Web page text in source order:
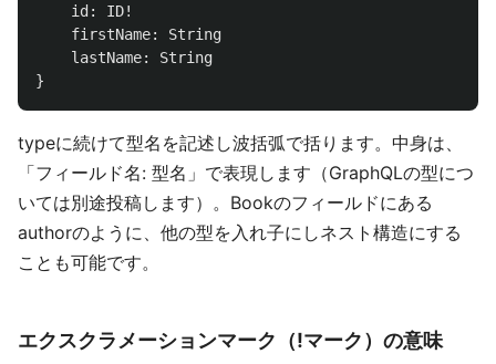
id : ID!
firstName:
String
lastName:
String
}
typeに続けて型名を記述し波括弧で括ります。中身は、
「フィールド名: 型名」で表現します（GraphQLの型につ
いては別途投稿します）。Bookのフィールドにある
authorのように、他の型を入れ子にしネスト構造にする
ことも可能です。
エクスクラメーションマーク（!マーク）の意味